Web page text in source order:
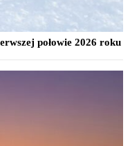
połowie 2026 roku